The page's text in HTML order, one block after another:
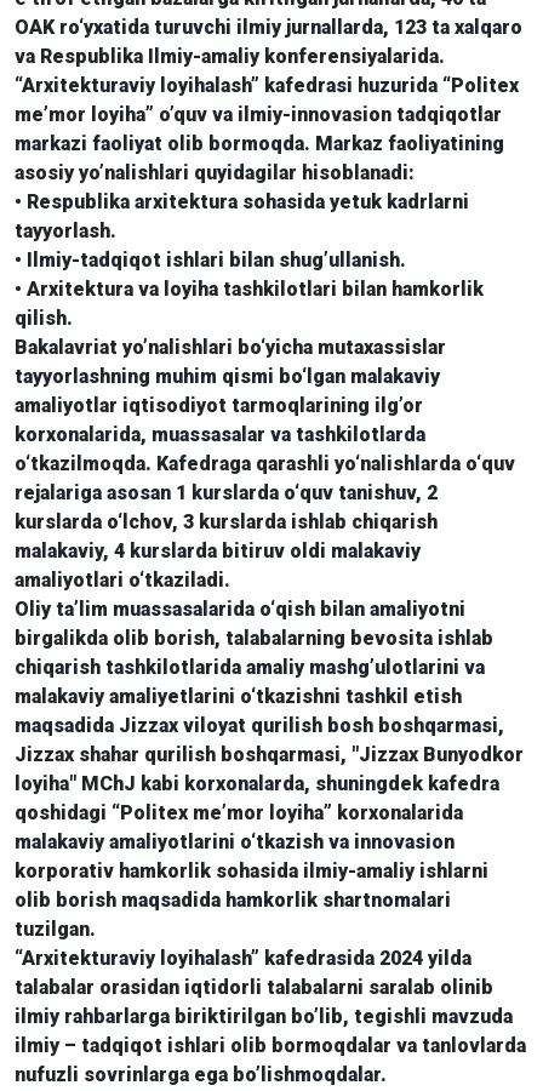
OAK ro‘yxatida turuvchi ilmiy jurnallarda, 123 ta xalqaro
va Respublika Ilmiy-amaliy konferensiyalarida.
“Arxitekturaviy loyihalash” kafedrasi huzurida “Politex
me’mor loyiha” o’quv va ilmiy-innovasion tadqiqotlar
markazi faoliyat olib bormoqda. Markaz faoliyatining
asosiy yo’nalishlari quyidagilar hisoblanadi:
• Respublika arxitektura sohasida yetuk kadrlarni
tayyorlash.
• Ilmiy-tadqiqot ishlari bilan shug’ullanish.
• Arxitektura va loyiha tashkilotlari bilan hamkorlik
qilish.
Bakalavriat yo’nalishlari bo‘yicha mutaxassislar
tayyorlashning muhim qismi bo‘lgan malakaviy
amaliyotlar iqtisodiyot tarmoqlarining ilg’or
korxonalarida, muassasalar va tashkilotlarda
o‘tkazilmoqda. Kafedraga qarashli yo‘nalishlarda o‘quv
rejalariga asosan 1 kurslarda o‘quv tanishuv, 2
kurslarda o‘lchov, 3 kurslarda ishlab chiqarish
malakaviy, 4 kurslarda bitiruv oldi malakaviy
amaliyotlari o‘tkaziladi.
Oliy ta’lim muassasalarida o‘qish bilan amaliyotni
birgalikda olib borish, talabalarning bevosita ishlab
chiqarish tashkilotlarida amaliy mashg’ulotlarini va
malakaviy amaliyetlarini o‘tkazishni tashkil etish
maqsadida Jizzax viloyat qurilish bosh boshqarmasi,
Jizzax shahar qurilish boshqarmasi, "Jizzax Bunyodkor
loyiha" MChJ kabi korxonalarda, shuningdek kafedra
qoshidagi “Politex me’mor loyiha” korxonalarida
malakaviy amaliyotlarini o‘tkazish va innovasion
korporativ hamkorlik sohasida ilmiy-amaliy ishlarni
olib borish maqsadida hamkorlik shartnomalari
tuzilgan.
“Arxitekturaviy loyihalash” kafedrasida 2024 yilda
talabalar orasidan iqtidorli talabalarni saralab olinib
ilmiy rahbarlarga biriktirilgan bo’lib, tegishli mavzuda
ilmiy – tadqiqot ishlari olib bormoqdalar va tanlovlarda
nufuzli sovrinlarga ega bo’lishmoqdalar.